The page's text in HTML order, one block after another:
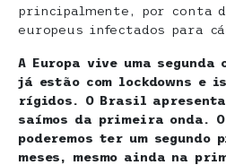
principalmente, por conta
europeus infectados para
A Europa vive uma
já estão com lockdowns e
rígidos. O Brasil apresenta
saímos da primeira onda.
poderemos ter um segundo
meses, mesmo ainda na